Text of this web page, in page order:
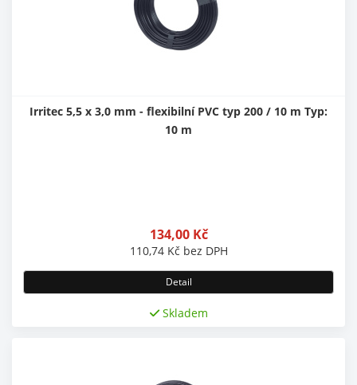
Irritec 5,5 x 3,0 mm - flexibilní PVC typ 200 / 10 m Typ:
10 m
134,00 Kč
110,74 Kč bez DPH
Detail
Skladem